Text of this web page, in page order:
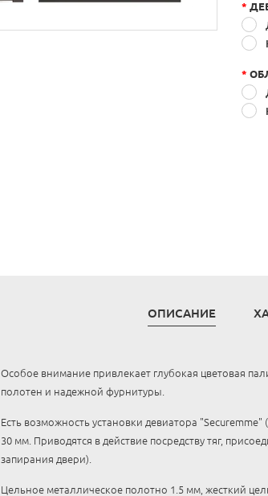
*
*
ОПИСАНИЕ
Особое внимание привлекает глубокая цветовая
полотен и надежной фурнитуры.
Есть возможность установки девиатора
30 мм. Приводятся в действие посредству тяг,
запирания двери).
Цельное металлическое полотно 1.5 мм, жесткий